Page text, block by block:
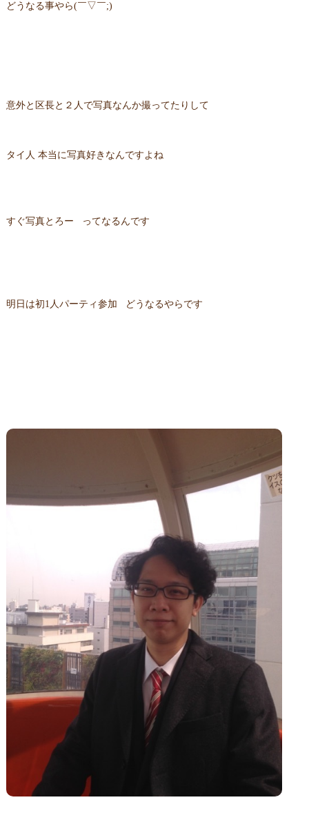
どうなる事やら(￣▽￣;)
意外と区長と２人で写真なんか撮ってたりして
タイ人 本当に写真好きなんですよね
すぐ写真とろー ってなるんです
明日は初1人パーティ参加 どうなるやらです